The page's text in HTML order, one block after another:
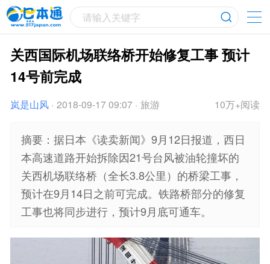
请输入关键字
关西国际机场联络桥开始修复工事 预计
14号前完成
岚是山风 · 2018-09-17 09:07 · 旅游 10万+阅读
摘要：据日本《读卖新闻》9月12日报道，西日
本高速道路开始拆除因21号台风被油轮撞坏的
关西机场联络桥（全长3.8公里）的桥梁工事，
预计在9月14日之前可完成。铁路桥部分的修复
工事也将同步进行，预计9月底可通车。